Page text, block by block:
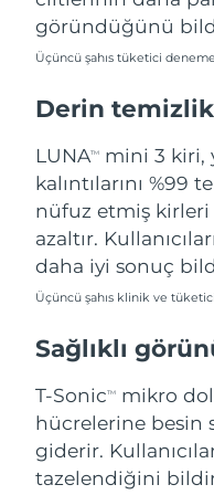
göründüğünü
Üçüncü şahıs tüketici
Derin temizlik
LUNATM
mini 3 kiri,
kalıntılarını %99
nüfuz etmiş
azaltır.
daha iyi sonuç
Üçüncü şahıs klinik ve
Sağlıklı
T-SonicTM
mikro
hücrelerine besin
giderir.
tazelendiğini
Filipinler
Porto Riko
Katar
Reunion
Romanya
Rusya
Suudi Arabistan
Singapur